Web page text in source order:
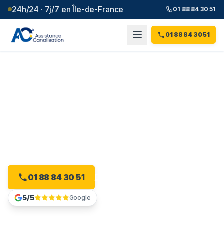
24h/24 · 7j/7 en Île-de-France 01 88 84 30 51
01 88 84 30 51
01 88 84 30 51
5/5 Google